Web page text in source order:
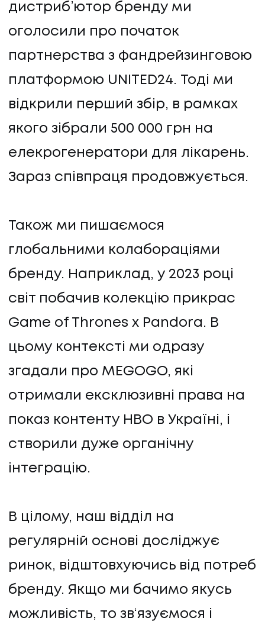
дистриб’ютор бренду ми
оголосили про початок
партнерства з фандрейзинговою
платформою UNITED24. Тоді ми
відкрили перший збір, в рамках
якого зібрали 500 000 грн на
елекрогенератори для лікарень.
Зараз співпраця продовжується.
Також ми пишаємося
глобальними колабораціями
бренду. Наприклад, у 2023 році
світ побачив колекцію прикрас
Game of Thrones x Pandora. В
цьому контексті ми одразу
згадали про MEGOGO, які
отримали ексклюзивні права на
показ контенту HBO в Україні, і
створили дуже органічну
інтеграцію.
В цілому, наш відділ на
регулярній основі досліджує
ринок, відштовхуючись від потреб
бренду. Якщо ми бачимо якусь
можливість, то зв‘язуємося і